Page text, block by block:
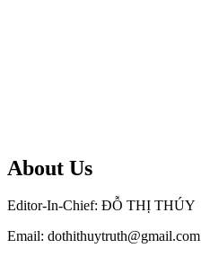
About Us
Editor-In-Chief: ĐỖ THỊ THÚY
Email: dothithuytruth@gmail.com